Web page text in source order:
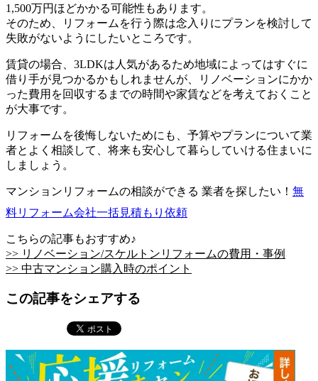
1,500万円ほどかかる可能性もあります。
そのため、リフォームを行う際は念入りにプランを検討して
失敗がないようにしたいところです。
賃貸の場合、3LDKは人気があるため地域によってはすぐに
借り手が見つかるかもしれませんが、リノベーションにかか
った費用を回収するまでの時間や家賃などを考えておくこと
が大事です。
リフォームを後悔しないためにも、予算やプランについて業
者とよく相談して、将来も安心して暮らしていける住まいに
しましょう。
マンションリフォームの相談ができる 業者を探したい！ 無
料リフォーム会社一括見積もり依頼
こちらの記事もおすすめ♪
>> リノベーション/スケルトンリフォームの費用・事例
>> 中古マンション購入時のポイント
この記事をシェアする